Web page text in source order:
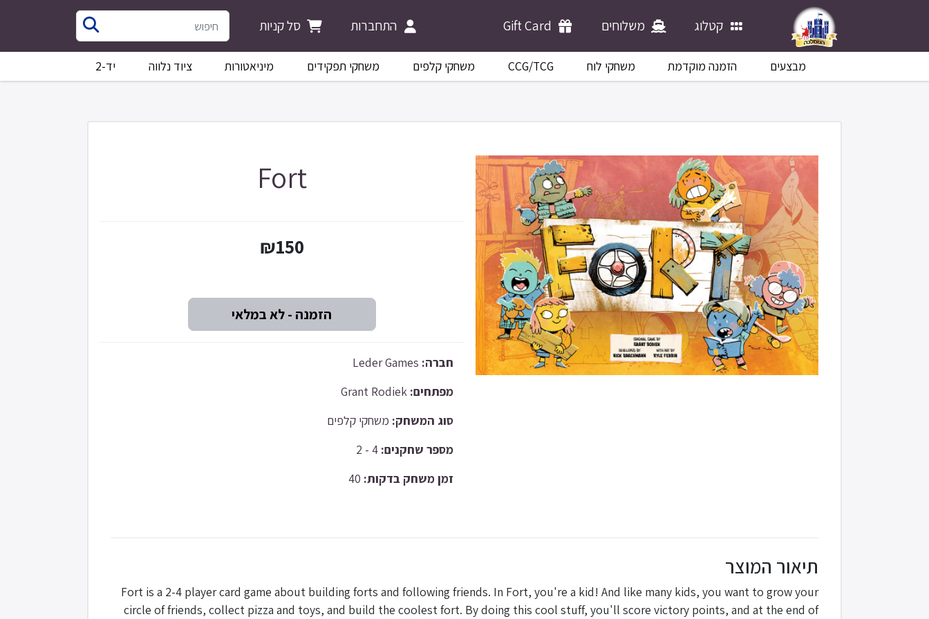
קטלוג משלוחים Gift Card התחברות סל קניות
מבצעים הזמנה מוקדמת משחקי לוח CCG/TCG משחקי קלפים משחקי תפקידים מיניאטורות ציוד נלווה יד-2
Fort
₪150
חברה:
מפתחים:
סוג המשחק: משחקי קלפים
מספר שחקנים:
זמן משחק בדקות:
תיאור המוצר
Fort is a 2-4 player card game about building forts and following friends. In Fort, you're a kid! And like many kids, you want to grow your
circle of friends, collect pizza and toys, and build the coolest fort. By doing this cool stuff, you'll score victory points, and at the end of